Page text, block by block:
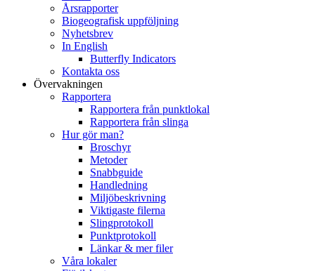
Årsrapporter
Biogeografisk uppföljning
Nyhetsbrev
In English
Butterfly Indicators
Kontakta oss
Övervakningen
Rapportera
Rapportera från punktlokal
Rapportera från slinga
Hur gör man?
Broschyr
Metoder
Snabbguide
Handledning
Miljöbeskrivning
Viktigaste filerna
Slingprotokoll
Punktprotokoll
Länkar & mer filer
Våra lokaler